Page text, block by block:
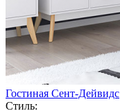
Гостиная Сент-Дейвидс
Стиль: